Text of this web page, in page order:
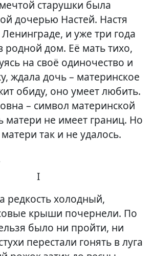
старушки была
дочерью Настей. Настя
и уже три года
родной дом. Её мать тихо,
на своё одиночество и
ждала дочь – материнское
обиду, оно умеет любить.
– символ материнской
не имеет границ. Но
так и не удалось.
I
редкость холодный,
крыши почернели. По
было ни пройти, ни
перестали гонять в луга